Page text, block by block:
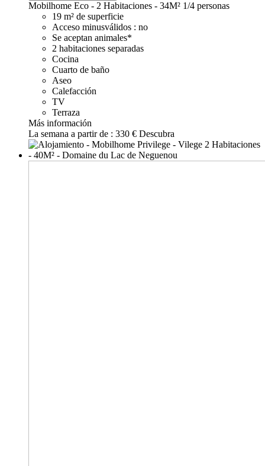
Mobilhome Eco - 2 Habitaciones - 34M² 1/4 personas
19 m² de superficie
Acceso minusválidos : no
Se aceptan animales*
2 habitaciones separadas
Cocina
Cuarto de baño
Aseo
Calefacción
TV
Terraza
Más información
La semana a partir de : 330 € Descubra